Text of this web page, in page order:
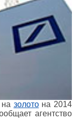
золотона 2014
агентство